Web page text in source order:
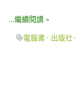
...繼續閱讀 »
電腦書
出版社